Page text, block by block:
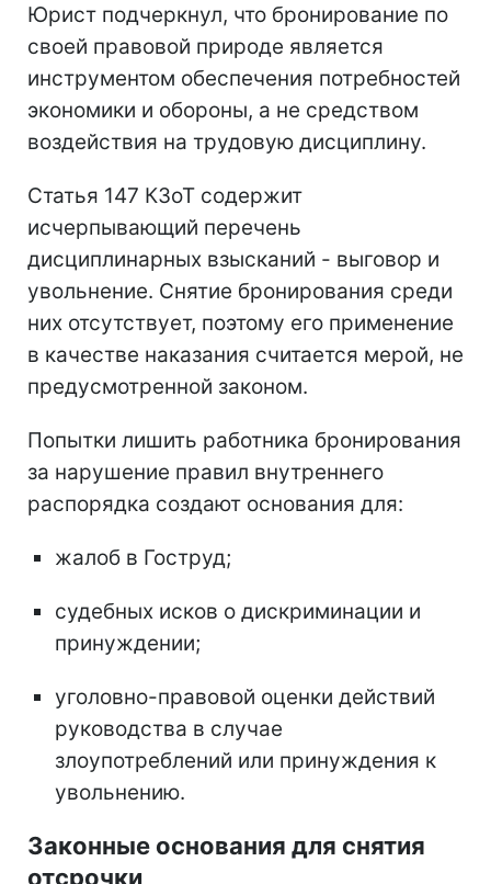
Юрист подчеркнул, что бронирование по
своей правовой природе является
инструментом обеспечения потребностей
экономики и обороны, а не средством
воздействия на трудовую дисциплину.
Статья 147 КЗоТ содержит
исчерпывающий перечень
дисциплинарных взысканий - выговор и
увольнение. Снятие бронирования среди
них отсутствует, поэтому его применение
в качестве наказания считается мерой, не
предусмотренной законом.
Попытки лишить работника бронирования
за нарушение правил внутреннего
распорядка создают основания для:
жалоб в Гоструд;
судебных исков о дискриминации и
принуждении;
уголовно-правовой оценки действий
руководства в случае
злоупотреблений или принуждения к
увольнению.
Законные основания для снятия
отсрочки